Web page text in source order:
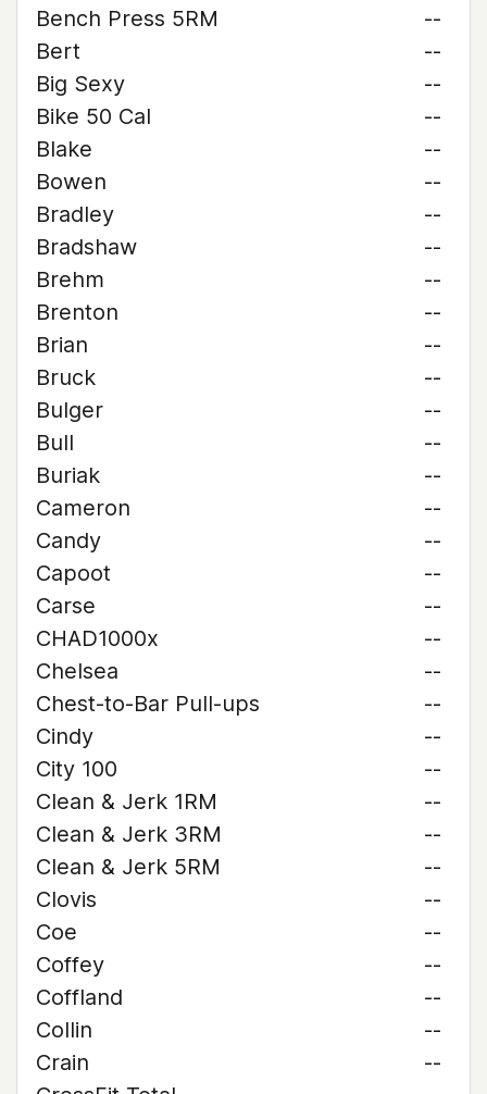
Bench Press 5RM
--
Bert
--
Big Sexy
--
Bike 50 Cal
--
Blake
--
Bowen
--
Bradley
--
Bradshaw
--
Brehm
--
Brenton
--
Brian
--
Bruck
--
Bulger
--
Bull
--
Buriak
--
Cameron
--
Candy
--
Capoot
--
Carse
--
CHAD1000x
--
Chelsea
--
Chest-to-Bar Pull-ups
--
Cindy
--
City 100
--
Clean & Jerk 1RM
--
Clean & Jerk 3RM
--
Clean & Jerk 5RM
--
Clovis
--
Coe
--
Coffey
--
Coffland
--
Collin
--
Crain
--